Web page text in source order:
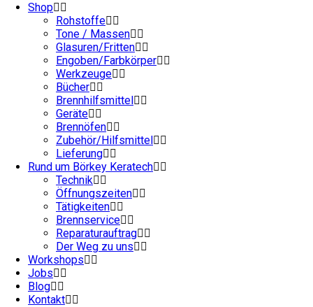
Shop
Rohstoffe
Tone / Massen
Glasuren/Fritten
Engoben/Farbkörper
Werkzeuge
Bücher
Brennhilfsmittel
Geräte
Brennöfen
Zubehör/Hilfsmittel
Lieferung
Rund um Börkey Keratech
Technik
Öffnungszeiten
Tätigkeiten
Brennservice
Reparaturauftrag
Der Weg zu uns
Workshops
Jobs
Blog
Kontakt